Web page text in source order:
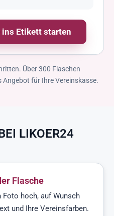
Etikett starten
Über 300 Flaschen
Angebot für Ihre Vereinskasse.
LIKOER24
Flasche
Foto hoch, auf Wunsch
und Ihre Vereinsfarben.